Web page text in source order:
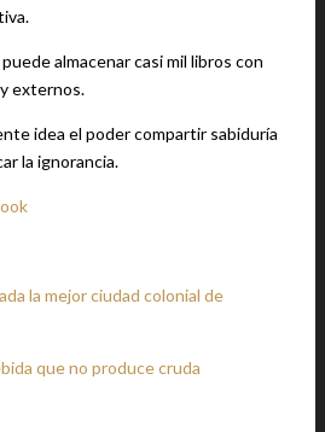
almacenar casi mil libros con
externos.
idea el poder compartir sabiduría
la ignorancia.
la mejor ciudad colonial de
que no produce cruda